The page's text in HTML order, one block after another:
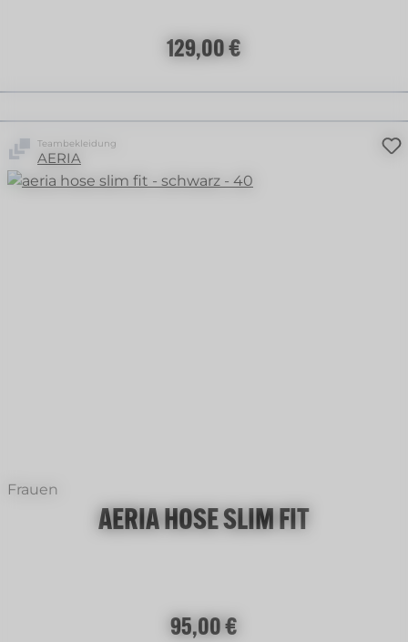
Regulärer Preis:
129,00 €
Teambekleidung
AERIA
Frauen
AERIA HOSE SLIM FIT
Regulärer Preis:
95,00 €